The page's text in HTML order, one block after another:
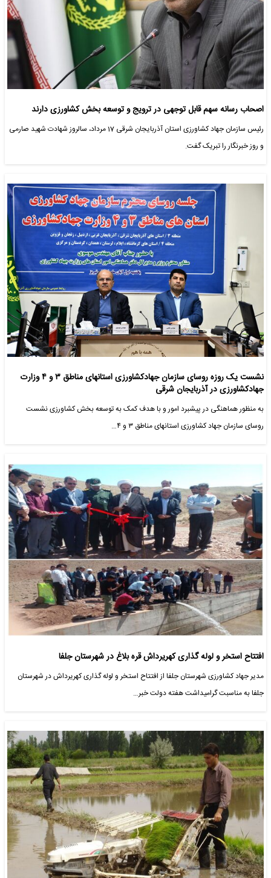
اصحاب رسانه سهم قابل توجهی در ترویج و توسعه بخش کشاورزی دارند
رئیس سازمان جهاد کشاورزی استان آذربایجان شرقی 17 مرداد، سالروز شهادت شهید صارمی
و روز خبرنگار را تبریک گفت.
نشست یک روزه روسای سازمان جهادکشاورزی استانهای مناطق ۳ و ۴ وزارت
جهادکشاورزی در آذربایجان شرقی
به منظور هماهنگی در پیشبرد امور و با هدف کمک به توسعه بخش کشاورزی نشست
روسای سازمان جهاد کشاورزی استانهای مناطق ۳ و ۴…
افتتاح استخر و لوله گذاری کهریرداش قره بلاغ در شهرستان جلفا
مدیر جهاد کشاورزی شهرستان جلفا از افتتاح استخر و لوله گذاری کهریرداش در شهرستان
جلفا به مناسبت گرامیداشت هفته دولت خبر…